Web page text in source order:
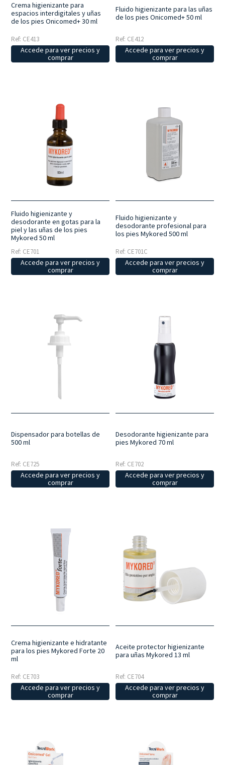
Crema higienizante para
espacios interdigitales y uñas
de los pies Onicomed+ 30 ml
Ref: CE413
Accede para ver precios y
comprar
Fluido higienizante para las uñas
de los pies Onicomed+ 50 ml
Ref: CE412
Accede para ver precios y
comprar
Fluido higienizante y
desodorante en gotas para la
piel y las uñas de los pies
Mykored 50 ml
Ref: CE701
Accede para ver precios y
comprar
Fluido higienizante y
desodorante profesional para
los pies Mykored 500 ml
Ref: CE701C
Accede para ver precios y
comprar
Dispensador para botellas de
500 ml
Ref: CE725
Accede para ver precios y
comprar
Desodorante higienizante para
pies Mykored 70 ml
Ref: CE702
Accede para ver precios y
comprar
Crema higienizante e hidratante
para los pies Mykored Forte 20
ml
Ref: CE703
Accede para ver precios y
comprar
Aceite protector higienizante
para uñas Mykored 13 ml
Ref: CE704
Accede para ver precios y
comprar